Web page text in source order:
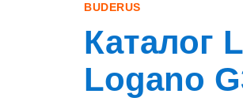
BUDERUS
Каталог
Logano